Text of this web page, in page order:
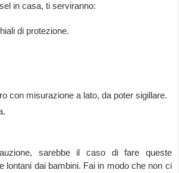
in casa, ti serviranno:
di protezione.
con misurazione a lato, da poter sigillare.
sarebbe il caso di fare queste
lontani dai bambini. Fai in modo che non ci